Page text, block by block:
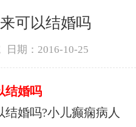
可以结婚吗
日期：2016-10-25
结婚吗
婚吗?小儿癫痫病人